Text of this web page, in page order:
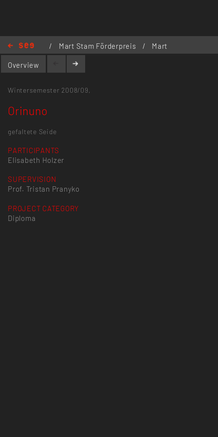
/ Mart Stam Förderpreis /
Mart
Stam Förderpreis 2009
Overview
Wintersemester 2008/09,
Orinuno
gefaltete Seide
PARTICIPANTS
Elisabeth Holzer
SUPERVISION
Prof. Tristan Pranyko
PROJECT CATEGORY
Diploma